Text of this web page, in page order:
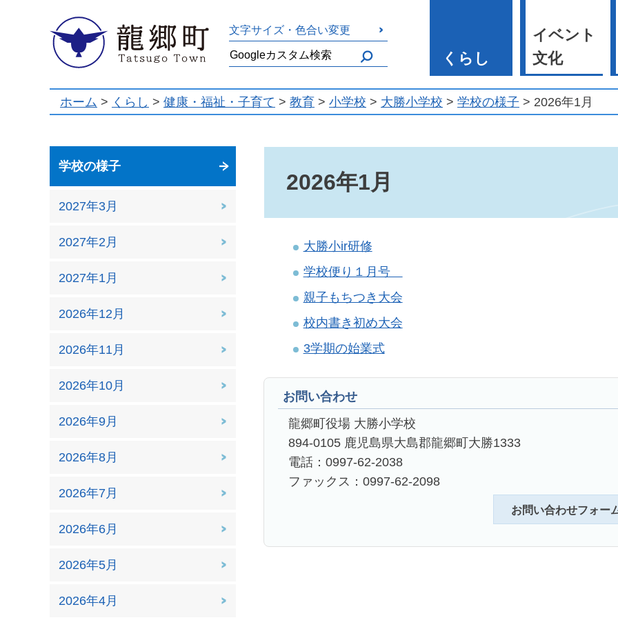
龍郷町 文字サイズ・色合い変更
くらし
イベント
文化
ホーム > くらし > 健康・福祉・子育て > 教育 > 小学校 > 大勝小学校 > 学校の様子 > 2026年1月
学校の様子
2027年3月
2027年2月
2027年1月
2026年12月
2026年11月
2026年10月
2026年9月
2026年8月
2026年7月
2026年6月
2026年5月
2026年4月
2026年1月
大勝小ir研修
学校便り１月号
親子もちつき大会
校内書き初め大会
3学期の始業式
お問い合わせ
龍郷町役場 大勝小学校
894-0105 鹿児島県大島郡龍郷町大勝1333
電話：0997-62-2038
ファックス：0997-62-2098
お問い合わせフォー